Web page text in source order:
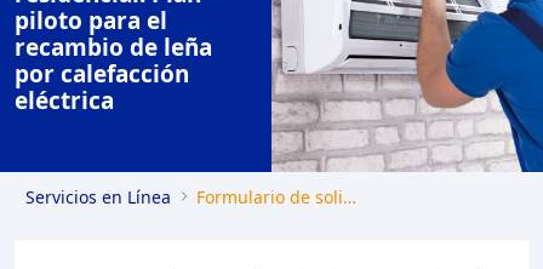
piloto para el
recambio de leña
por calefacción
eléctrica
Servicios en Línea Formulario de solicitud de reconversión energética residencial